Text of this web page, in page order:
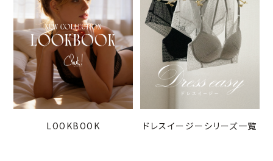
LOOKBOOK ドレスイージーシリーズ一覧